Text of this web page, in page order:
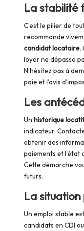
La stabilité
C’est le pilier de
recommande
candidat locataire.
loyer ne dépasse
N’hésitez pas à
paie et l’avis
Les
Un historique
indicateur.
obtenir des
paiements et l’état
Cette démarche
futurs.
La
Un emploi stable
candidats en CDI